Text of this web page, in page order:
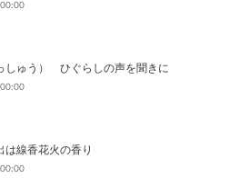
しゅう） ひぐらしの声を聞きに
は線香花火の香り